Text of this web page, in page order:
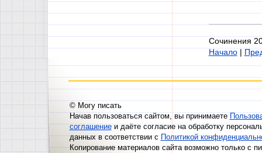
Сочинения
Начало|
© Могу писать
Начав пользоваться сайтом, вы принимаете
соглашениеи даёте согласие на обработку
данных в соответствии сПолитикой
Копирование материалов сайта возможно только с